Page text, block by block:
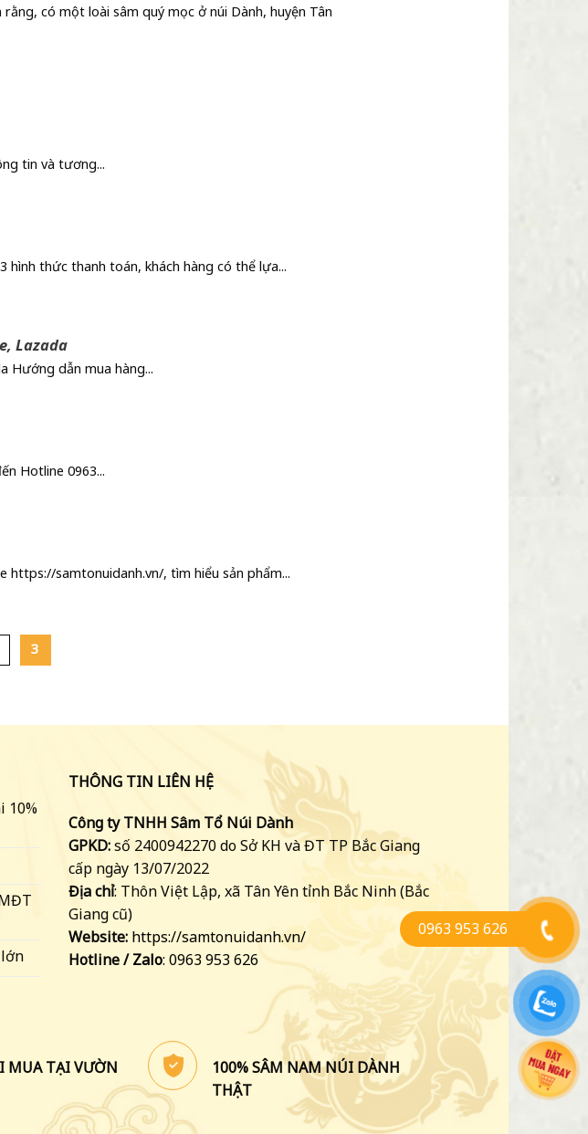
có một loài sâm quý mọc ở núi Dành, huyện Tân
tin và tương...
toán, khách hàng có thể lựa...
Lazada
Hướng dẫn mua hàng...
Hotline 0963...
https://samtonuidanh.vn/, tìm hiểu sản phẩm...
3
10%
THÔNG TIN LIÊN HỆ
Công ty TNHH Sâm Tổ Núi Dành
GPKD:số 2400942270 do Sở KH và ĐT TP Bắc Giang
cấp ngày 13/07/2022
Địa chỉ: Thôn Việt Lập, xã Tân Yên tỉnh Bắc Ninh (Bắc
Giang cũ)
Website: https://samtonuidanh.vn/
Hotline /Zalo: 0963 953 626
MUA TẠI VƯỜN
100% SÂM NAM NÚI DÀNH
THẬT
0963 953 626